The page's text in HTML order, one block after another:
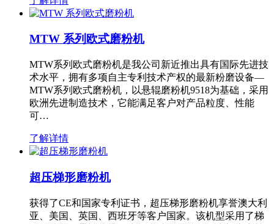
MTW 系列欧式磨粉机
MTW系列欧式磨粉机是我公司新近推出具有国际先进技
术水平，拥有多项自主专利技术产权的最新粉磨设备—
MTW系列欧式磨粉机，以悬辊磨粉机9518为基础，采用
欧洲先进制造技术，它能满足客户对产品粒度、性能
可…
了解详情
超压梯形磨粉机
获得了CE和国家专利证书，超压梯形磨粉机享誉澳大利
亚、美国、英国、西班牙等客户国家。该机型采用了梯